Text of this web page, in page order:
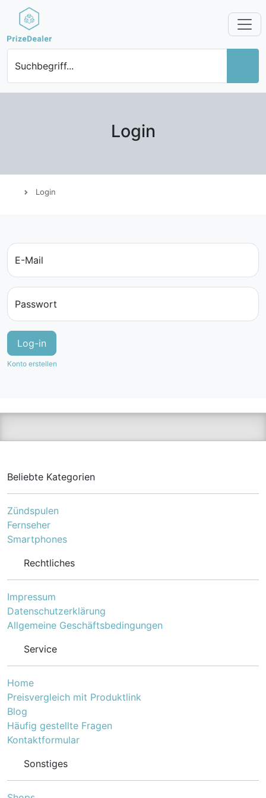
Suchbegriff...
Login
Login
E-Mail
Passwort
Konto erstellen
Beliebte Kategorien
Zündspulen
Fernseher
Smartphones
Rechtliches
Impressum
Datenschutzerklärung
Allgemeine Geschäftsbedingungen
Service
Home
Preisvergleich mit Produktlink
Blog
Häufig gestellte Fragen
Kontaktformular
Sonstiges